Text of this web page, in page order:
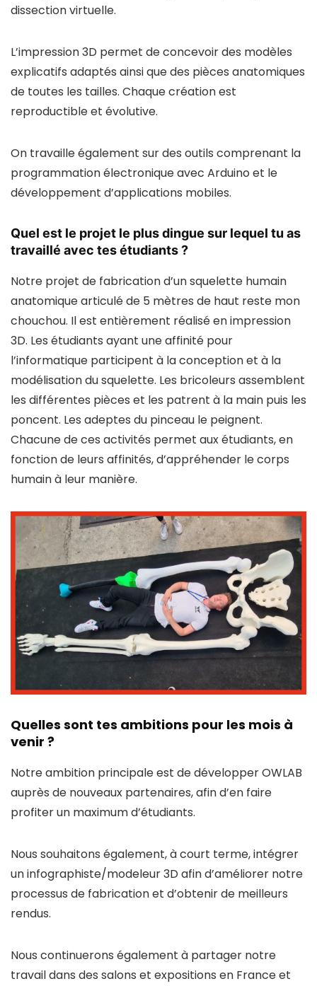
dissection virtuelle.
L’impression 3D permet de concevoir des modèles
explicatifs adaptés ainsi que des pièces anatomiques
de toutes les tailles. Chaque création est
reproductible et évolutive.
On travaille également sur des outils comprenant la
programmation électronique avec Arduino et le
développement d’applications mobiles.
Quel est le projet le plus dingue sur lequel tu as
travaillé avec tes étudiants ?
Notre projet de fabrication d’un squelette humain
anatomique articulé de 5 mètres de haut reste mon
chouchou. Il est entièrement réalisé en impression
3D. Les étudiants ayant une affinité pour
l’informatique participent à la conception et à la
modélisation du squelette. Les bricoleurs assemblent
les différentes pièces et les patrent à la main puis les
poncent. Les adeptes du pinceau le peignent.
Chacune de ces activités permet aux étudiants, en
fonction de leurs affinités, d’appréhender le corps
humain à leur manière.
Quelles sont tes ambitions pour les mois à
venir ?
Notre ambition principale est de développer OWLAB
auprès de nouveaux partenaires, afin d’en faire
profiter un maximum d’étudiants.
Nous souhaitons également, à court terme, intégrer
un infographiste/modeleur 3D afin d’améliorer notre
processus de fabrication et d’obtenir de meilleurs
rendus.
Nous continuerons également à partager notre
travail dans des salons et expositions en France et